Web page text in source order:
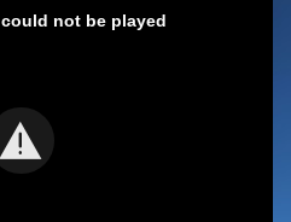
not be played